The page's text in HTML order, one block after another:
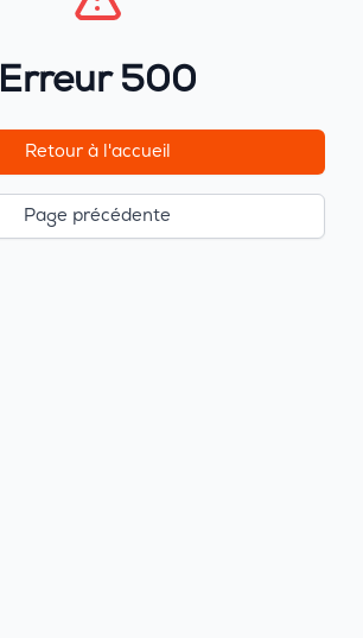
Erreur 500
Retour à l'accueil
Page précédente